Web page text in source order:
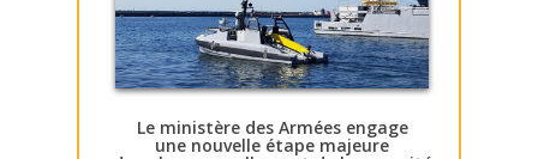
Le ministère des Armées engage
une nouvelle étape majeure